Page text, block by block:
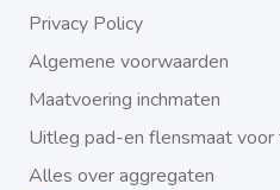
Privacy Policy
Algemene voorwaarden
Maatvoering inchmaten
Uitleg pad-en flensmaat
Alles over aggregaten